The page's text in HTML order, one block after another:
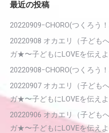
最近の投稿
20220909ｰCHORO(つくろう
20220908 オカエリ（子ども
ガ★〜子どもにLOVEを伝え
20220908ｰCHORO(つくろう
20220907 オカエリ（子ども
ガ★〜子どもにLOVEを伝え
20220906 オカエリ（子ども
ガ★〜子どもにLOVEを伝え